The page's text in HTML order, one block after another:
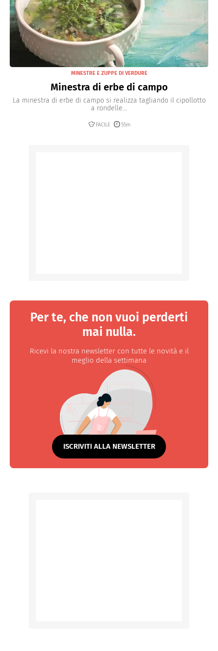
MINESTRE E ZUPPE DI VERDURE
Minestra di erbe di campo
La minestra di erbe di campo si realizza tagliando il cipollotto
a rondelle...
FACILE 55m
Per te, che non vuoi perderti
mai nulla.
Ricevi la nostra newsletter con tutte le novità e il
meglio della settimana
ISCRIVITI ALLA NEWSLETTER